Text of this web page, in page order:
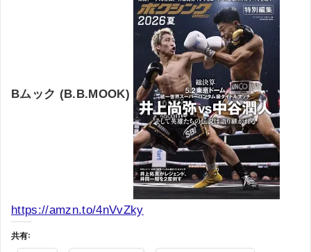
Bムック (B.B.MOOK)
https://amzn.to/4nVvZky
共有: